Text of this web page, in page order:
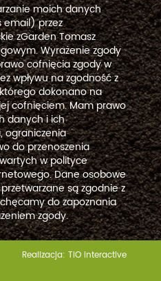
moich danych
przez
zGarden Tomasz
Wyrażenie zgody
cofnięcia zgody w
wpływu na zgodność z
dokonano na
cofnięciem. Mam prawo
danych i ich
ograniczenia
do przenoszenia
w polityce
Dane osobowe
są zgodnie z
do zapoznania
zgody.
Realizacja: TiO interactive